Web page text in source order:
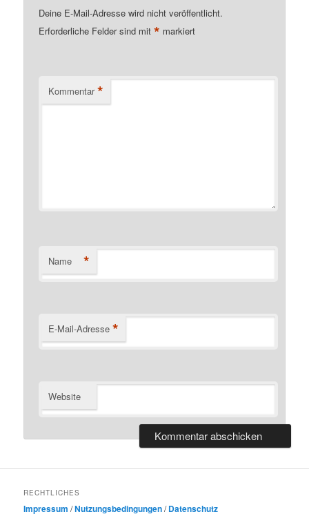
Deine E-Mail-Adresse wird nicht veröffentlicht.
Erforderliche Felder sind mit* markiert
Kommentar *
Name *
E-Mail-Adresse *
Website
RECHTLICHES
Impressum /Nutzungsbedingungen/Datenschutz